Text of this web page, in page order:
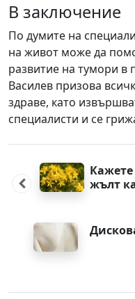
В заключение
По думите на
на живот може да
развитие на тумори в
Василев призова
здраве, като
специалисти и се
navigationКажете
жълт